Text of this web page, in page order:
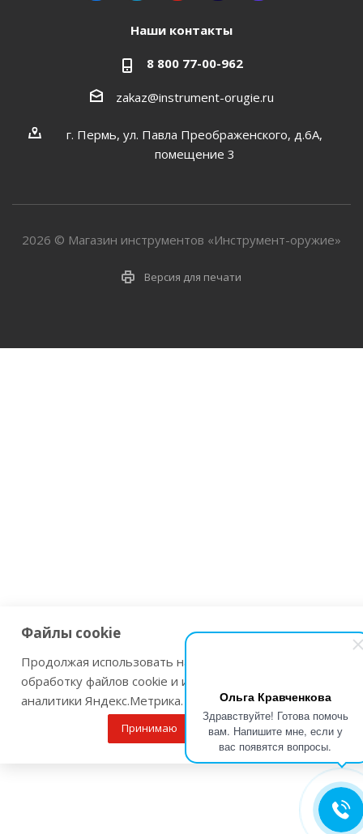
Ольга Кравченкова
Здравствуйте! Готова помочь
вам. Напишите мне, если у
вас появятся вопросы.
Наши контакты
8 800 77-00-962
zakaz@instrument-orugie.ru
г. Пермь, ул. Павла Преображенского, д.6А,
помещение 3
2026 © Магазин инструментов «Инструмент-оружие»
Версия для печати
Файлы cookie
Продолжая использовать наш сайт Вы даете согласие на
обработку файлов cookie и использовании сервисов веб-
аналитики Яндекс.Метрика.
Принимаю Подробнее